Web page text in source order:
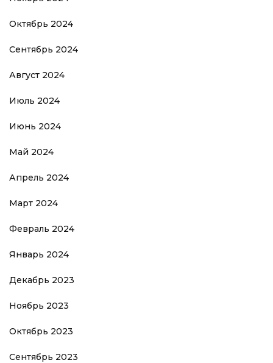
Октябрь 2024
Сентябрь 2024
Август 2024
Июль 2024
Июнь 2024
Май 2024
Апрель 2024
Март 2024
Февраль 2024
Январь 2024
Декабрь 2023
Ноябрь 2023
Октябрь 2023
Сентябрь 2023